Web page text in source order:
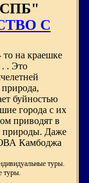
СПБ"
С
то на краешке
. Это
буйностью
города с их
приводят в
природы. Даже
Камбоджа
туры.
туры.